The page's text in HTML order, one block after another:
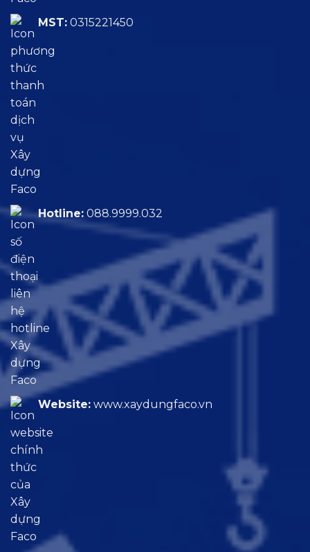
MST: 0315221450
Hotline: 088.9999.032
Website: www.xaydungfaco.vn